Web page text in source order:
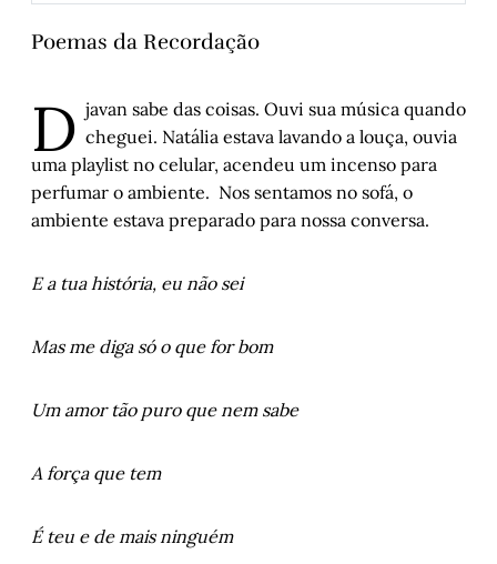
Sobre Tasso Bangel
Marília Kosby
Há par e ser: África e o Sul Global na Bienal
de Veneza, por Samantha Buglione
Espaço e tempo na era das plataformas:
contribuições de Milton Santos para
Wagner Nabarro e Natalia Sá Britto
Machado Luciano
Entre o mundo e eu - Capítulo VI
Cordel do Corte Raso - Capítulo 5
Poemas da Recordação
D javan sabe das coisas. Ouvi sua música quando
cheguei. Natália estava lavando a louça, ouvia
uma playlist no celular, acendeu um incenso para
perfumar o ambiente. Nos sentamos no sofá, o
ambiente estava preparado para nossa conversa.
E a tua história, eu não sei
Mas me diga só o que for bom
Um amor tão puro que nem sabe
A força que tem
É teu e de mais ninguém